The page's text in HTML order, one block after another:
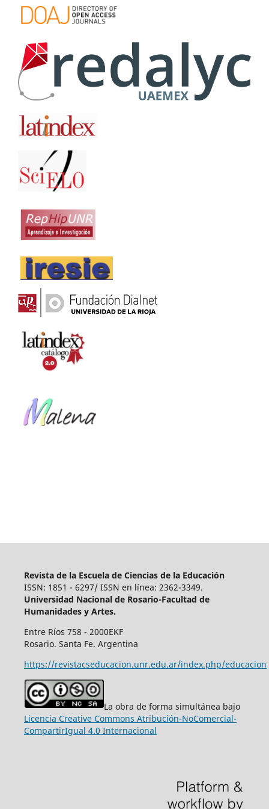
Revista de la Escuela de Ciencias de la Educación
ISSN: 1851 - 6297/ ISSN en línea: 2362-3349.
Universidad Nacional de Rosario-Facultad de
Humanidades y Artes.
Entre Ríos 758 - 2000EKF
Rosario. Santa Fe. Argentina
https://revistacseducacion.unr.edu.ar/index.php/educacion
La obra de forma simultánea bajo
Licencia Creative Commons Atribución-NoComercial-
CompartirIgual 4.0 Internacional